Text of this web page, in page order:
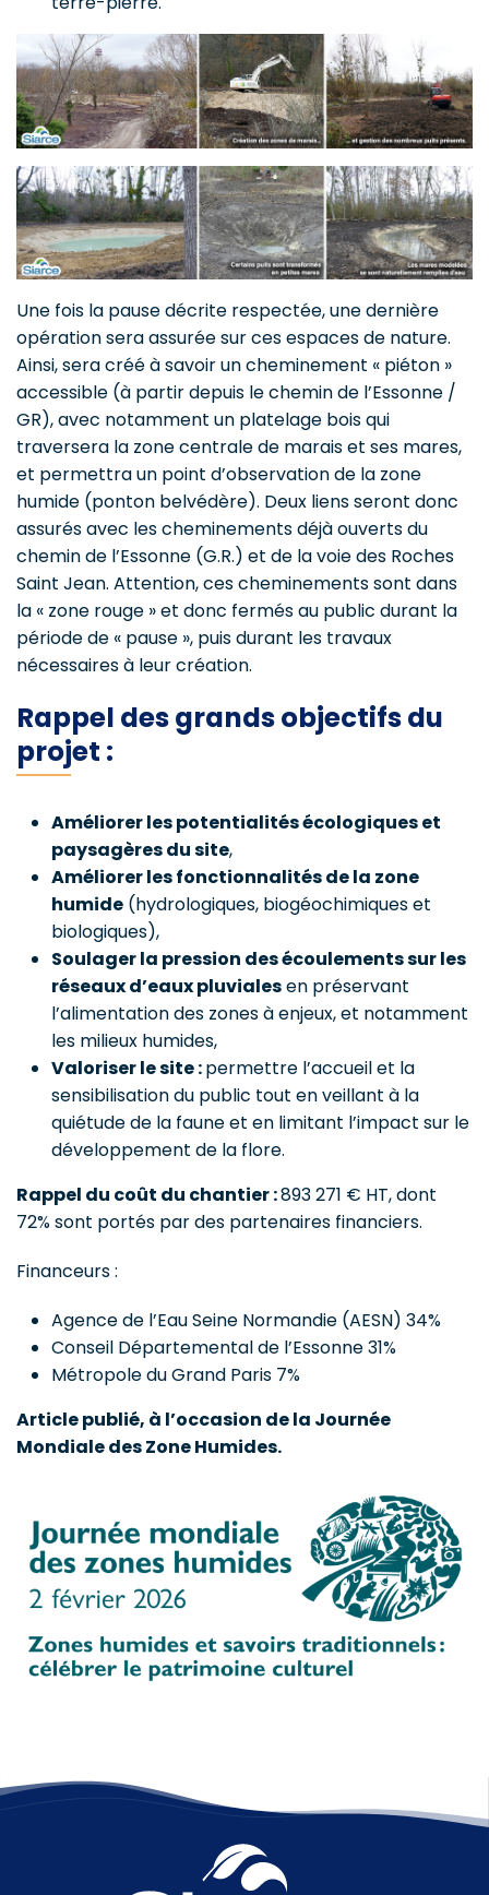
Une fois la pause décrite respectée, une dernière
opération sera assurée sur ces espaces de nature.
Ainsi, sera créé à savoir un cheminement « piéton »
accessible (à partir depuis le chemin de l’Essonne /
GR), avec notamment un platelage bois qui
traversera la zone centrale de marais et ses mares,
et permettra un point d’observation de la zone
humide (ponton belvédère). Deux liens seront donc
assurés avec les cheminements déjà ouverts du
chemin de l’Essonne (G.R.) et de la voie des Roches
Saint Jean. Attention, ces cheminements sont dans
la « zone rouge » et donc fermés au public durant la
période de « pause », puis durant les travaux
nécessaires à leur création.
Rappel des grands objectifs du
projet :
Améliorer les potentialités écologiques et
paysagères du site,
Améliorer les fonctionnalités de la zone
humide (hydrologiques, biogéochimiques et
biologiques),
Soulager la pression des écoulements sur les
réseaux d’eaux pluvialesen préservant
l’alimentation des zones à enjeux, et notamment
les milieux humides,
Valoriser le site :permettre l’accueil et la
sensibilisation du public tout en veillant à la
quiétude de la faune et en limitant l’impact sur le
développement de la flore.
Rappel du coût du chantier :893 271 € HT, dont
72% sont portés par des partenaires financiers.
Financeurs :
Agence de l’Eau Seine Normandie (AESN) 34%
Conseil Départemental de l’Essonne 31%
Métropole du Grand Paris 7%
Article publié, à l’occasion de la Journée
Mondiale des Zone Humides.